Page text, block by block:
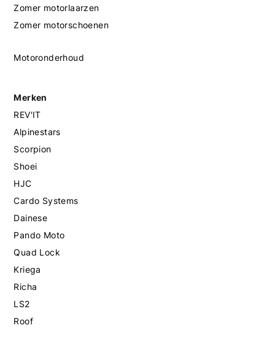
Zomer motorlaarzen
Zomer motorschoenen
Motoronderhoud
Merken
REV'IT
Alpinestars
Scorpion
Shoei
HJC
Cardo Systems
Dainese
Pando Moto
Quad Lock
Kriega
Richa
LS2
Roof